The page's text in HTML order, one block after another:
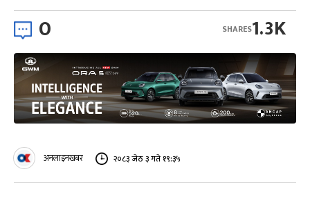
0 1.3K
SHARES
अनलाइनखबर २०८३ जेठ ३ गते १९:३५